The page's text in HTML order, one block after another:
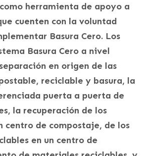
herramienta de apoyo a
cuenten con la voluntad
Basura Cero. Los
Basura Cero a nivel
en origen de las
reciclable y basura, la
puerta a puerta de
la recuperación de los
centro de compostaje, de los
en un centro de